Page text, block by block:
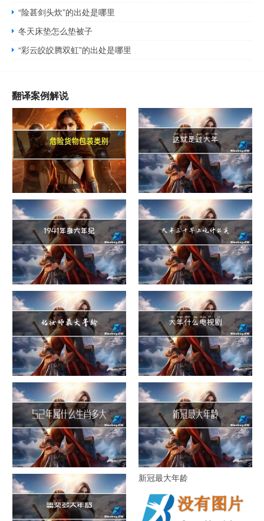
“险甚剑头炊”的出处是哪里
冬天床垫怎么垫被子
“彩云皎皎腾双虹”的出处是哪里
翻译案例解说
危险货物包装类别 这就是过大年
1941年多大年纪 大年三十早上吃什么美白
化妆师最大年龄 大年什么电视剧
52年属什么生肖多大年龄 新冠最大年龄